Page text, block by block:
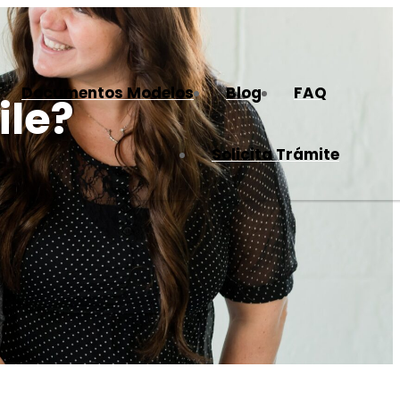
Documentos Modelos Blog FAQ
Solicita Trámite